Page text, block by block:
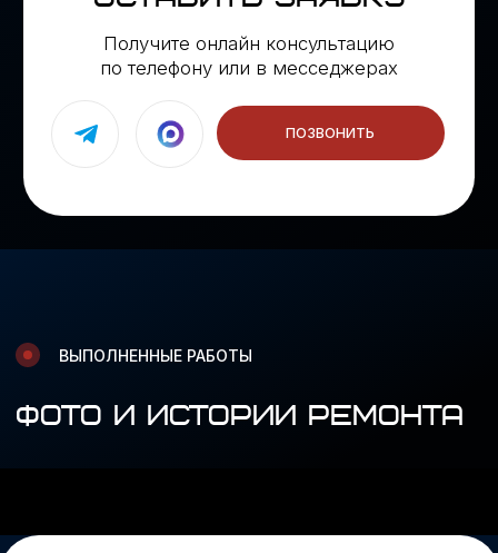
ПРОЛОЖИТЬ МАРШРУТ
Отзывы
Ремонт Volkswagen